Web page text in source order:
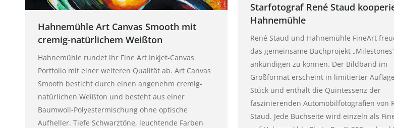
Starfotograf René Staud
Hahnemühle
René Staud und Hahnemühle FineArt
das gemeinsame Buchprojekt
ankündigen zu können. Der Bildband im
Großformat erscheint in limitierter
Stück und enthält die Quintessenz der
faszinierenden Automobilfotografien von
Staud. Jede Buchseite wird einzeln als
Hahnemühle Art Canvas Smooth mit
cremig-natürlichem Weißton
Hahnemühle rundet ihr Fine Art Inkjet-Canvas
Portfolio mit einer weiteren Qualität ab. Art Canvas
Smooth besticht durch einen angenehm cremig-
natürlichen Weißton und besteht aus einer
Baumwoll-Polyestermischung ohne optische
Aufheller. Tiefe Schwarztöne, leuchtende Farben